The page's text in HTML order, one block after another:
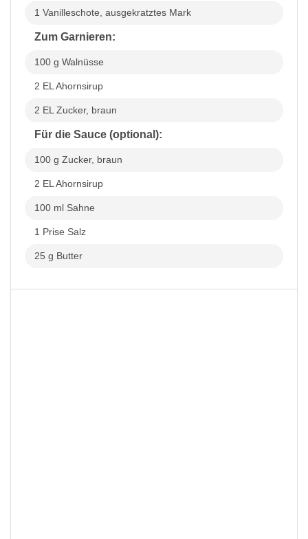
1 Vanilleschote, ausgekratztes Mark
Zum Garnieren:
100 g Walnüsse
2 EL Ahornsirup
2 EL Zucker, braun
Für die Sauce (optional):
100 g Zucker, braun
2 EL Ahornsirup
100 ml Sahne
1 Prise Salz
25 g Butter